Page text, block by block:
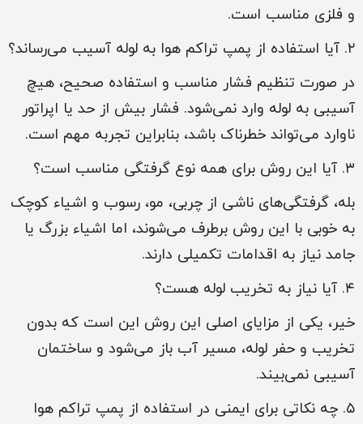
و فلزی مناسب است.
۲. آیا استفاده از پمپ تراکم هوا به لوله آسیب می‌رساند؟
در صورت تنظیم فشار مناسب و استفاده صحیح، هیچ
آسیبی به لوله وارد نمی‌شود. فشار بیش از حد یا اپراتور
ناوارد می‌تواند خطرناک باشد، بنابراین تجربه مهم است.
۳. آیا این روش برای همه نوع گرفتگی مناسب است؟
بله، گرفتگی‌های ناشی از چربی، مو، رسوب و اشیاء کوچک
به خوبی با این روش برطرف می‌شوند، اما اشیاء بزرگ یا
جامد نیاز به اقدامات تکمیلی دارند.
۴. آیا نیاز به تخریب لوله هست؟
خیر، یکی از مزایای اصلی این روش این است که بدون
تخریب و حفر لوله، مسیر آب باز می‌شود و ساختمان
آسیبی نمی‌بیند.
۵. چه نکاتی برای ایمنی در استفاده از پمپ تراکم هوا